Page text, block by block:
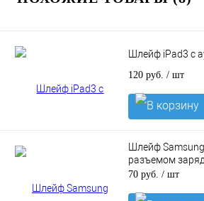
Шлейф iPad3 с
120 руб. / шт
корзину
Шлейф
разъемом
70 руб. / шт